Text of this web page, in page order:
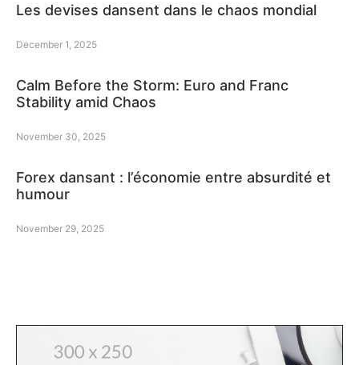
Les devises dansent dans le chaos mondial
December 1, 2025
Calm Before the Storm: Euro and Franc
Stability amid Chaos
November 30, 2025
Forex dansant : l’économie entre absurdité et
humour
November 29, 2025